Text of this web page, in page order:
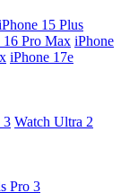
15 Plus
16 Pro Max iPhone
iPhone 17e
3 Watch Ultra 2
Pro 3